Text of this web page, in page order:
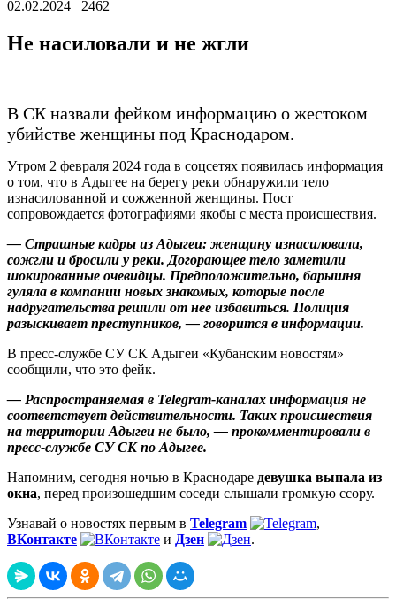
02.02.2024
2462
Не насиловали и не жгли
В СК назвали фейком информацию о жестоком
убийстве женщины под Краснодаром.
Утром 2 февраля 2024 года в соцсетях появилась информация
о том, что в Адыгее на берегу реки обнаружили тело
изнасилованной и сожженной женщины. Пост
сопровождается фотографиями якобы с места происшествия.
— Страшные кадры из Адыгеи: женщину изнасиловали,
сожгли и бросили у реки. Догорающее тело заметили
шокированные очевидцы. Предположительно, барышня
гуляла в компании новых знакомых, которые после
надругательства решили от нее избавиться. Полиция
разыскивает преступников, — говорится в информации.
В пресс-службе СУ СК Адыгеи «Кубанским новостям»
сообщили, что это фейк.
— Распространяемая в Telegram-каналах информация не
соответствует действительности. Таких происшествия
на территории Адыгеи не было, — прокомментировали в
пресс-службе СУ СК по Адыгее.
Напомним, сегодня ночью в Краснодаре девушка выпала из
окна, перед произошедшим соседи слышали громкую ссору.
Узнавай о новостях первым в Telegram
,
ВКонтакте
и Дзен .